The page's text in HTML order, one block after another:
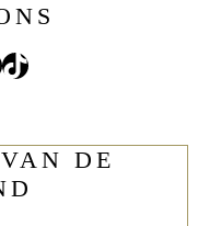
TikTok
DE